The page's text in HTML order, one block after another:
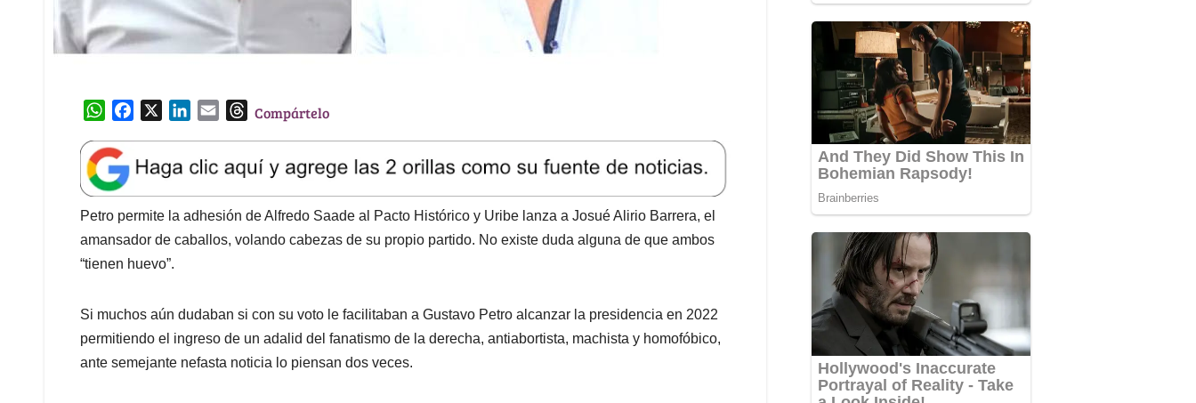
W
a
t
s
A
p
p
e
b
o
o
k
k
e
d
I
l
T
e
a
d
s
Compártelo
Petro permite la adhesión de Alfredo Saade al Pacto Histórico y Uribe lanza a Josué Alirio Barrera, el
amansador de caballos, volando cabezas de su propio partido. No existe duda alguna de que ambos
“tienen huevo”.
Si muchos aún dudaban si con su voto le facilitaban a Gustavo Petro alcanzar la presidencia en 2022
permitiendo el ingreso de un adalid del fanatismo de la derecha, antiabortista, machista y homofóbico,
ante semejante nefasta noticia lo piensan dos veces.